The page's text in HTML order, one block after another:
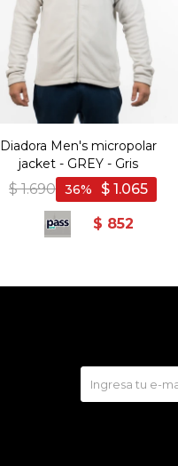
Diadora Men's micropolar
jacket - GREY - Gris
$ 1.690 $ 1.065
36
$ 852